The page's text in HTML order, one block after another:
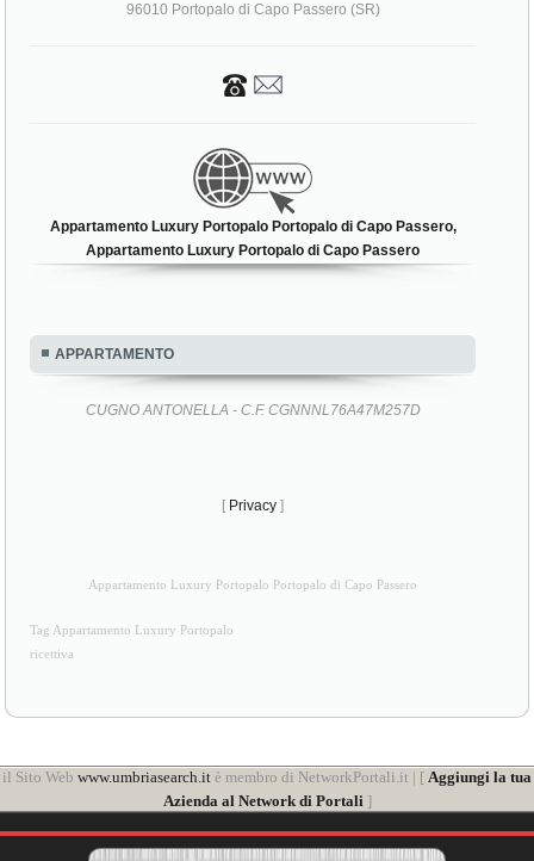
96010 Portopalo di Capo Passero (SR)
Appartamento Luxury Portopalo Portopalo di Capo Passero,
Appartamento Luxury Portopalo di Capo Passero
APPARTAMENTO
CUGNO ANTONELLA - C.F. CGNNNL76A47M257D
[ Privacy ]
Appartamento Luxury Portopalo Portopalo di Capo Passero
Tag Appartamento Luxury Portopalo
ricettiva
il Sito Web www.umbriasearch.it è membro di NetworkPortali.it | [ Aggiungi la tua
Azienda al Network di Portali]